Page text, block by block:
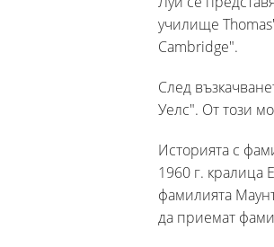
училище
Cambridge".
След
Уелс". От този
Историята с
1960 г. кралица
фамилията
да приемат